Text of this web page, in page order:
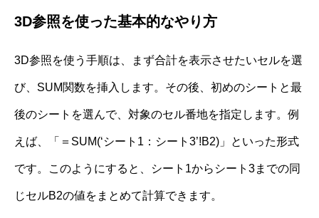
3D参照を使った基本的なやり方
3D参照を使う手順は、まず合計を表示させたいセルを選
び、SUM関数を挿入します。その後、初めのシートと最
後のシートを選んで、対象のセル番地を指定します。例
えば、「＝SUM(‘シート1：シート3’!B2)」といった形式
です。このようにすると、シート1からシート3までの同
じセルB2の値をまとめて計算できます。